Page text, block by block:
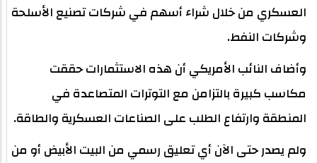
العسكري من خلال شراء أسهم في شركات تصنيع الأسلحة
وشركات النفط.
وأضاف النائب الأمريكي أن هذه الاستثمارات حققت
مكاسب كبيرة بالتزامن مع التوترات المتصاعدة في
المنطقة وارتفاع الطلب على الصناعات العسكرية والطاقة.
ولم يصدر حتى الآن أي تعليق رسمي من البيت الأبيض أو من